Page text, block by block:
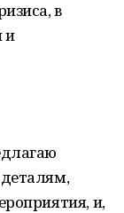
в
и
и,